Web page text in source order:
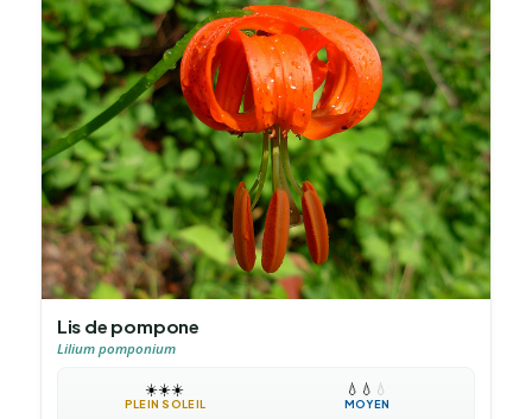
Lis de pompone
Lilium pomponium
☀️☀️☀️
PLEIN SOLEIL
💧 💧 💧
MOYEN